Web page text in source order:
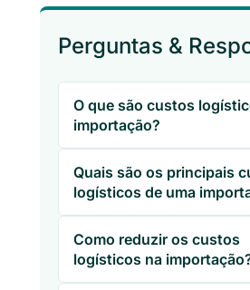
Perguntas &
O que são custos
importação?
Quais são os principais
logísticos de uma
Como reduzir os custos
logísticos na